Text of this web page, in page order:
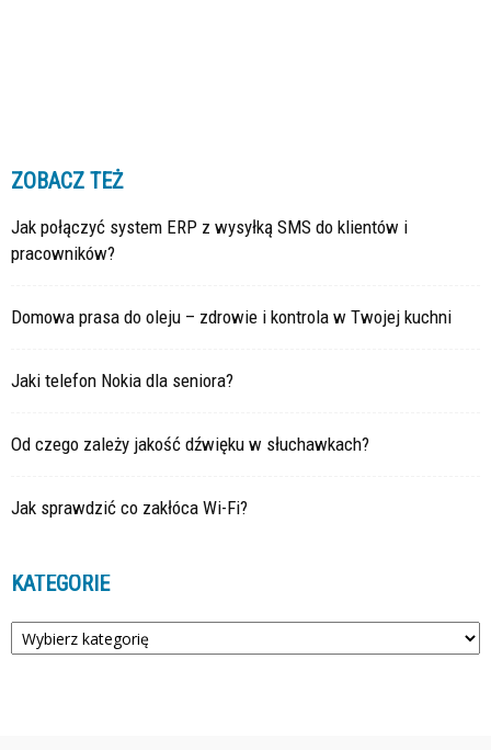
ZOBACZ TEŻ
Jak połączyć system ERP z wysyłką SMS do klientów i
pracowników?
Domowa prasa do oleju – zdrowie i kontrola w Twojej kuchni
Jaki telefon Nokia dla seniora?
Od czego zależy jakość dźwięku w słuchawkach?
Jak sprawdzić co zakłóca Wi-Fi?
KATEGORIE
Kategorie